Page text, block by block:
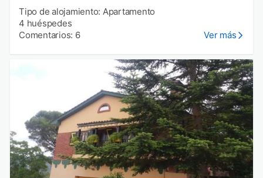
Tipo de alojamiento: Apartamento
4 huéspedes
Comentarios: 6
Ver más